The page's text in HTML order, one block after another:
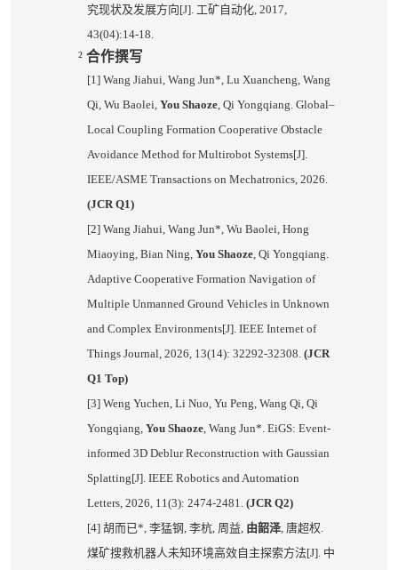
究现状及发展方向[J]. 工矿自动化, 2017,
43(04):14-18.
² 合作撰写
[1] Wang Jiahui, Wang Jun*, Lu Xuancheng, Wang
Qi, Wu Baolei, You Shaoze, Qi Yongqiang. Global–
Local Coupling Formation Cooperative Obstacle
Avoidance Method for Multirobot Systems[J].
IEEE/ASME Transactions on Mechatronics, 2026.
(JCR Q1)
[2] Wang Jiahui, Wang Jun*, Wu Baolei, Hong
Miaoying, Bian Ning,You Shaoze, Qi Yongqiang.
Adaptive Cooperative Formation Navigation of
Multiple Unmanned Ground Vehicles in Unknown
and Complex Environments[J]. IEEE Internet of
Things Journal, 2026, 13(14): 32292-32308. (JCR
Q1 Top)
[3] Weng Yuchen, Li Nuo, Yu Peng, Wang Qi, Qi
Yongqiang, You Shaoze, Wang Jun*. EiGS: Event-
informed 3D Deblur Reconstruction with Gaussian
Splatting[J]. IEEE Robotics and Automation
Letters, 2026, 11(3): 2474-2481. (JCR Q2)
[4] 胡而已*, 李猛钢, 李杭, 周益, 由韶泽, 唐超权.
煤矿搜救机器人未知环境高效自主探索方法[J]. 中